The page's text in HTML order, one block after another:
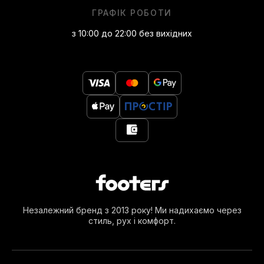
Незалежний бренд з 2013 року! Ми надихаємо через
стиль, рух і комфорт.
ГРАФІК РОБОТИ
з 10:00 до 22:00 без вихідних